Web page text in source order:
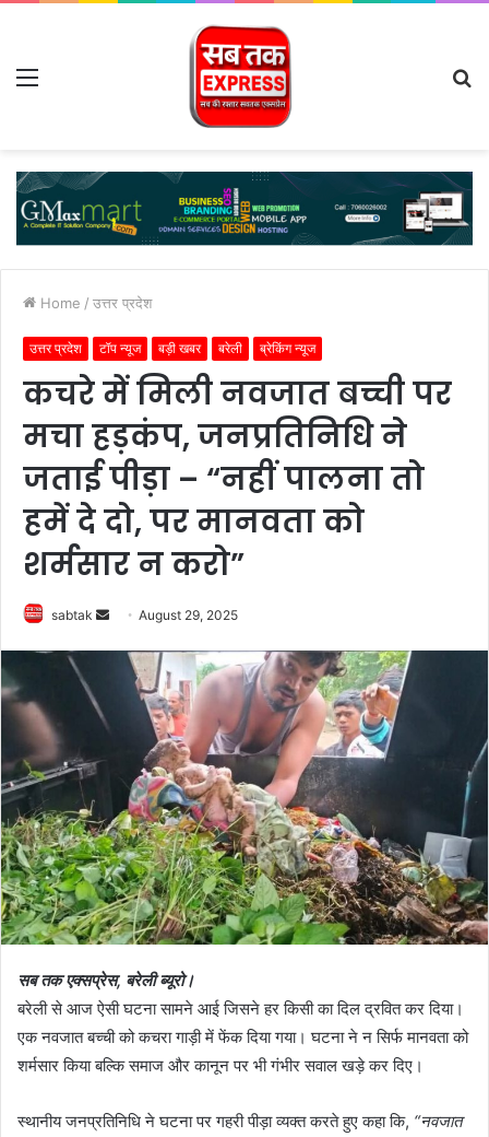
Menu
Home / उत्तर प्रदेश
उत्तर प्रदेश टॉप न्यूज बड़ी खबर बरेली ब्रेकिंग न्यूज
कचरे में मिली नवजात बच्ची पर
मचा हड़कंप, जनप्रतिनिधि ने
जताई पीड़ा – “नहीं पालना तो
हमें दे दो, पर मानवता को
शर्मसार न करो”
sabtak
Send
email
August 29, 2025
सब तक एक्सप्रेस, बरेली ब्यूरो।
बरेली से आज ऐसी घटना सामने आई जिसने हर किसी का दिल द्रवित कर दिया।
एक नवजात बच्ची को कचरा गाड़ी में फेंक दिया गया। घटना ने न सिर्फ मानवता को
शर्मसार किया बल्कि समाज और कानून पर भी गंभीर सवाल खड़े कर दिए।
स्थानीय जनप्रतिनिधि ने घटना पर गहरी पीड़ा व्यक्त करते हुए कहा कि, “नवजात